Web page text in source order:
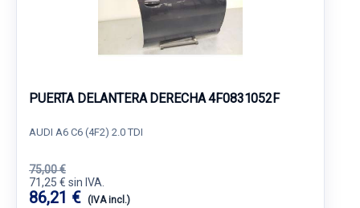
PUERTA DELANTERA DERECHA 4F0831052F
AUDI A6 C6 (4F2) 2.0 TDI
75,00 €
71,25 € sin IVA.
86,21 € (IVA incl.)